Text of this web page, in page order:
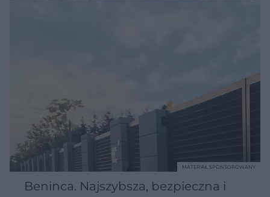
Beninca. Najszybsza, bezpieczna i
MATERIAŁ SPONSOROWANY